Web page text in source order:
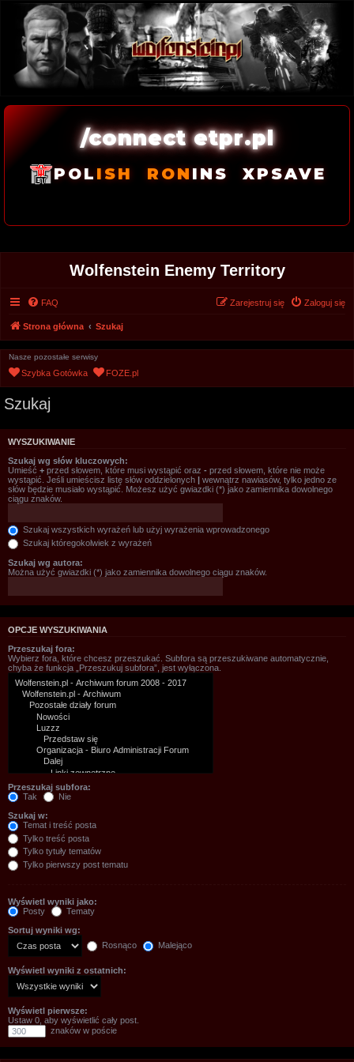
/connect etpr.pl
POL ISH RONINS XPSAVE
Wolfenstein Enemy Territory
FAQ Zaloguj się
Zarejestruj się
Strona główna Szukaj
Nasze pozostałe serwisy
Szybka Gotówka FOZE.pl
Szukaj
WYSZUKIWANIE
Szukaj wg słów kluczowych:
Umieść + przed słowem, które musi wystąpić oraz - przed słowem, które nie może
wystąpić. Jeśli umieścisz listę słów oddzielonych
wewnątrz nawiasów, tylko jedno ze
słów będzie musiało wystąpić. Możesz użyć gwiazdki (*) jako zamiennika dowolnego
ciągu znaków.
Szukaj wszystkich wyrażeń lub użyj wyrażenia wprowadzonego
Szukaj któregokolwiek z wyrażeń
Szukaj wg autora:
Można użyć gwiazdki (*) jako zamiennika dowolnego ciągu znaków.
OPCJE WYSZUKIWANIA
Przeszukaj fora:
Wybierz fora, które chcesz przeszukać. Subfora są przeszukiwane automatycznie,
chyba że funkcja „Przeszukuj subfora”, jest wyłączona.
Przeszukaj subfora:
Tak
Nie
Szukaj w:
Temat i treść posta
Tylko treść posta
Tylko tytuły tematów
Tylko pierwszy post tematu
Wyświetl wyniki jako:
Posty
Tematy
Sortuj wyniki wg:
Rosnąco
Malejąco
Wyświetl wyniki z ostatnich:
Wyświetl pierwsze:
Ustaw 0, aby wyświetlić cały post.
znaków w poście